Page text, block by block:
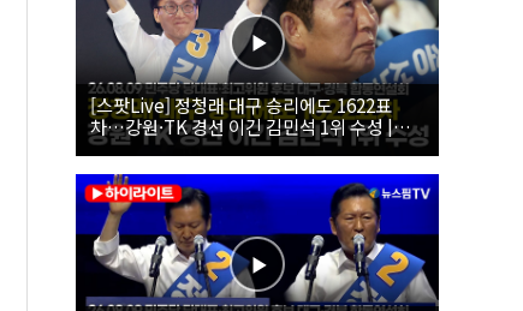
[스팟Live] 정청래 대구 승리에도 1622표
차…강원·TK 경선 이긴 김민석 1위 수성 |
26.08.09 더불어민주당 당대표·최고위원 후
보 대구·경북 합동연설회